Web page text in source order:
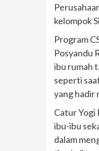
kelompok
Program
Posyandu
ibu rumah
seperti
yang hadir
Catur Yogi
ibu-ibu
dalam